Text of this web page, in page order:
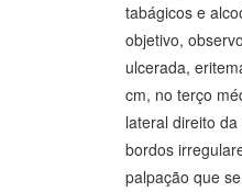
tabágicos e
objetivo,
ulcerada,
cm, no terço
lateral direito
bordos
palpação que